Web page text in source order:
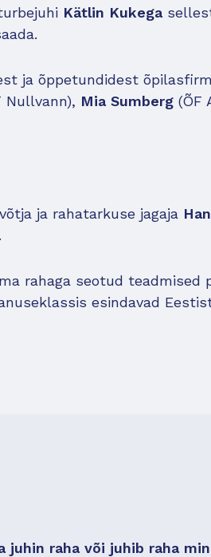
Kätlin Kukega
ja õppetundidest
Nullvann), Mia Sumberg (ÕF
ja rahatarkuse jagaja
rahaga seotud teadmised
esindavad
juhin raha või juhib raha